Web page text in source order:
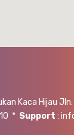
Kaca Hijau
* Support :